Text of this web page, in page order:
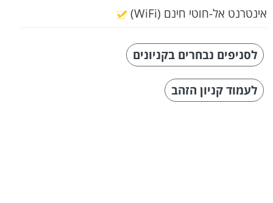
אינטרנט אל-חוטי חינם (WiFi)
לסניפים נבחרים בקניונים
לעמוד קניון הזהב